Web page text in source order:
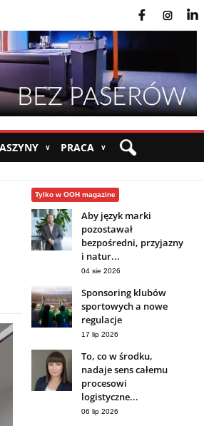
∨ PRACA ∨
Tylko w OOH magazine
Aby język marki
pozostawał
bezpośredni, przyjazny
i natur...
04 sie 2026
Sponsoring klubów
sportowych a nowe
regulacje
17 lip 2026
To, co w środku,
nadaje sens całemu
procesowi
logistyczne...
06 lip 2026